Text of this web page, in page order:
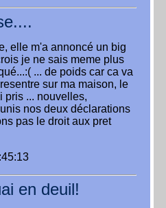
elle m'a annoncé un big
je ne sais meme plus
... de poids car ca va
sur ma maison, le
pris ... nouvelles,
nos deux déclarations
pas le droit aux pret
en deuil!